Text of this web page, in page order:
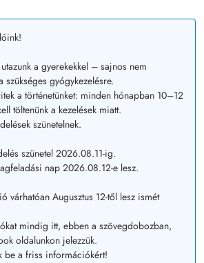
a gyerekekkel – sajnos nem
szükséges gyógykezelésre.
a történetünket: minden hónapban 10–12
töltenünk a kezelések miatt.
szünetelnek.
szünetel 2026.08.11-ig.
nap 2026.08.12-e lesz.
várhatóan Augusztus 12-től lesz ismét
mindig itt, ebben a szövegdobozban,
oldalunkon jelezzük.
be a friss információkért!